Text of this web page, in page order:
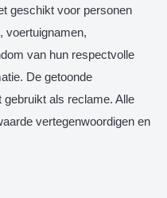
geschikt voor personen
voertuignamen,
van hun respectvolle
De getoonde
als reclame. Alle
vertegenwoordigen en